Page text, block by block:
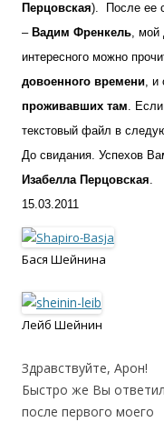
Перцовская). После ее
– Вадим Френкель, мой
интересного можно
довоенного времени, и
проживавших там. Если
текстовый файл в
До свидания. Успехов
Изабелла Перцовская.
15.03.2011
Бася Шейнина
Лейб Шейнин
Здравствуйте, Арон!
Быстро же Вы
после первого моего